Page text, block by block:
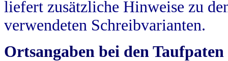
liefert zusätzliche Hinweise zu
verwendeten Schreibvarianten.
Ortsangaben bei den Taufpaten